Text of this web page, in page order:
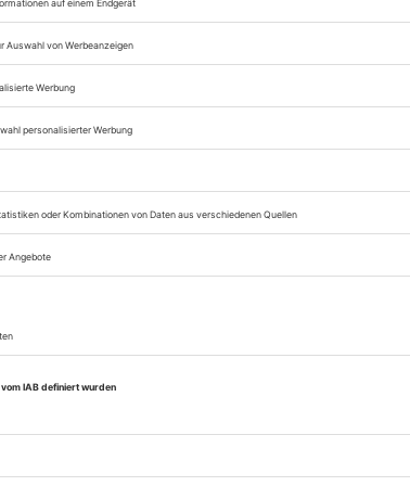
Zugang zum
Sie können alle Vorteile
sofort nutzen
Digital-Abo testen